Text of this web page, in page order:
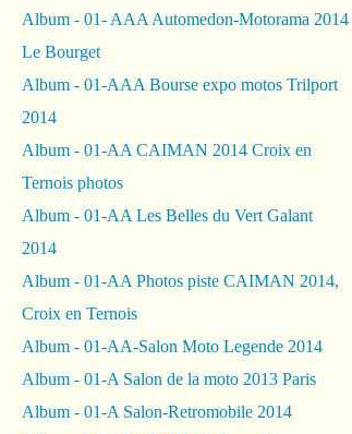
Album - 01- AAA Automedon-Motorama 2014
Le Bourget
Album - 01-AAA Bourse expo motos Trilport
2014
Album - 01-AA CAIMAN 2014 Croix en
Ternois photos
Album - 01-AA Les Belles du Vert Galant
2014
Album - 01-AA Photos piste CAIMAN 2014,
Croix en Ternois
Album - 01-AA-Salon Moto Legende 2014
Album - 01-A Salon de la moto 2013 Paris
Album - 01-A Salon-Retromobile 2014